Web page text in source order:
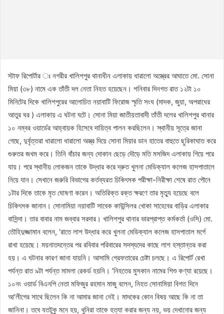
স্টাফ রিপোর্টার ঃ নগরীর খালিশপুর থানাধীন এলাকায় ধারালো অস্ত্রের আঘাতে মো. সোনা
মিয়া (৩৮) নামে এক তাঁতী দল নেতা নিহত হয়েছেন। শনিবার দিনগত রাত ১২টা ১০
মিনিটের দিকে খালিশপুরের আলোচিত নয়াবাটি ফিরোজ স্মৃতি সংঘ (মাদক, জুয়া, অপরাধের
আতুর ঘর ) এলাকায় এ ঘটনা ঘটে। সোনা মিয়া জাতীয়তাবাদী তাঁতী দলের খালিশপুর থানার
১০ নম্বর ওয়ার্ডের আহ্বায়ক হিসেবে দায়িত্ব পালন করছিলেন। স্থানীয় সূত্রে জানা
গেছে, দুর্বৃত্তরা ধারালো ধারালো অস্ত্র দিয়ে সোনা মিয়ার ডান হাতের বাহুতে ছুরিকাঘাত করে
গুরুতর জখম করে। তিনি বাঁচার জন্য দোকান ছেড়ে দৌড়ে মতি মসজিদ এলাকায় গিয়ে পরে
যায়। পরে স্থানীয় লোকজন তাকে উদ্ধার করে দ্রুত খুলনা মেডিক্যাল কলেজ হাসপাতালে
নিয়ে যান। সেখানে জরুরি বিভাগের কর্তব্যরত চিকিৎসক পরীক্ষা-নিরীক্ষা শেষে রাত পৌনে
১টার দিকে তাকে মৃত ঘোষণা করেন। অতিরিক্ত রক্ত ক্ষরণে তার মৃত্যু হয়েছে বলে
চিকিৎসক জানান। সোনামিয়া নয়াবাটি সাবেক কাউন্সিলর খোকা সাহেবের বাড়ির এলাকার
বাসিন্দা। তার বাবার নাম জব্বার সরদার। খালিশপুর থানার ভারপ্রাপ্ত কর্মকর্তা (ওসি) মো.
তৌহিদুজ্জামান বলেন, ‘রাতে লাশ উদ্ধার করে খুলনা মেডিক্যাল কলেজ হাসপাতাল মর্গে
রাখা হয়েছে। ময়নাতদন্তের পর রবিবার পরিবারের সদস্যদের কাছে লাশ হস্তান্তর করা
হয়। এ ঘটনার কারণ জানা যায়নি। আসামি গ্রেফতারের চেষ্টা চলছে। এ রিপোর্ট রেখা
পর্যন্ত রাত ৯টা পর্যন্ত মামলা রেকর্ড হয়নি। ’নিহতের মুসকান নামের শিশু কণ্যা রয়েছে।
১০নং ওয়ার্ড বিএনপি নেতা মফিজুর রহমান মাজু বলেন, নিহত সোনামিয়া বিগত দিনে
আ’লীগের সাথে ছিলেন কি না আমার জানা নেই। মাদকের কোন বিষয় আছে কি না তা
জানিনা। তবে যতটুকু মনে হয়, খুনিরা তাকে হত্যা করার জন্য নয়, ভয় দেখানোর জন্য